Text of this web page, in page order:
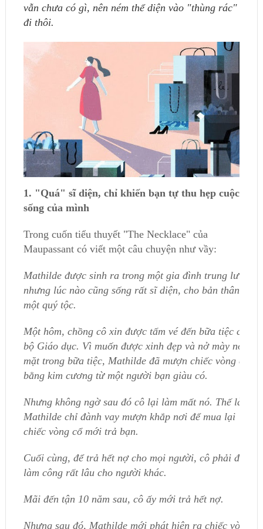
vẫn chưa có gì, nên ném thể diện vào "thùng rác"
đi thôi.
1. "Quá" sĩ diện, chỉ khiến bạn tự thu hẹp cuộc
sống của mình
Trong cuốn tiểu thuyết "The Necklace" của
Maupassant có viết một câu chuyện như vầy:
Mathilde được sinh ra trong một gia đình trung lưu,
nhưng lúc nào cũng sống rất sĩ diện, cho bản thân là
một quý tộc.
Một hôm, chồng cô xin được tấm vé đến bữa tiệc của
bộ Giáo dục. Vì muốn được xinh đẹp và nở mày nở
mặt trong bữa tiệc, Mathilde đã mượn chiếc vòng cổ
bằng kim cương từ một người bạn giàu có.
Nhưng không ngờ sau đó cô lại làm mất nó. Thế là
Mathilde chỉ đành vay mượn khắp nơi để mua lại
chiếc vòng cổ mới trả bạn.
Cuối cùng, để trả hết nợ cho mọi người, cô phải đi
làm công rất lâu cho người khác.
Mãi đến tận 10 năm sau, cô ấy mới trả hết nợ.
Nhưng sau đó, Mathilde mới phát hiện ra chiếc vòng